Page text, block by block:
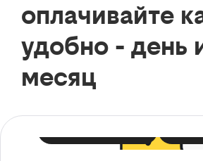
оплачивайте
удобно - день
месяц